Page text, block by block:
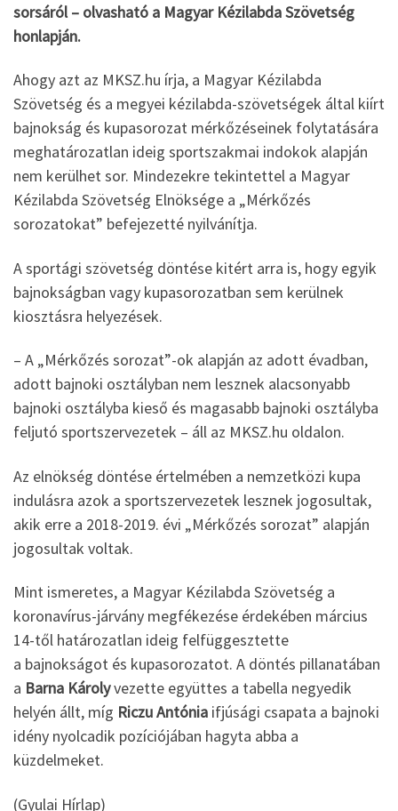
sorsáról – olvasható a Magyar Kézilabda Szövetség
honlapján.
Ahogy azt az MKSZ.hu írja, a Magyar Kézilabda
Szövetség és a megyei kézilabda-szövetségek által kiírt
bajnokság és kupasorozat mérkőzéseinek folytatására
meghatározatlan ideig sportszakmai indokok alapján
nem kerülhet sor. Mindezekre tekintettel a Magyar
Kézilabda Szövetség Elnöksége a „Mérkőzés
sorozatokat” befejezetté nyilvánítja.
A sportági szövetség döntése kitért arra is, hogy egyik
bajnokságban vagy kupasorozatban sem kerülnek
kiosztásra helyezések.
– A „Mérkőzés sorozat”-ok alapján az adott évadban,
adott bajnoki osztályban nem lesznek alacsonyabb
bajnoki osztályba kieső és magasabb bajnoki osztályba
feljutó sportszervezetek – áll az MKSZ.hu oldalon.
Az elnökség döntése értelmében a nemzetközi kupa
indulásra azok a sportszervezetek lesznek jogosultak,
akik erre a 2018-2019. évi „Mérkőzés sorozat” alapján
jogosultak voltak.
Mint ismeretes, a Magyar Kézilabda Szövetség a
koronavírus-járvány megfékezése érdekében március
14-től határozatlan ideig felfüggesztette
a bajnokságot és kupasorozatot. A döntés pillanatában
a Barna Károlyvezette együttes a tabella negyedik
helyén állt, míg Riczu Antónia ifjúsági csapata a bajnoki
idény nyolcadik pozíciójában hagyta abba a
küzdelmeket.
(Gyulai Hírlap)